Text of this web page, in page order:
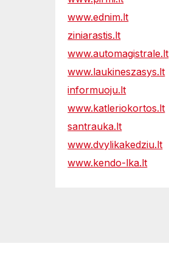
www.ednim.lt
ziniarastis.lt
www.automagistrale.lt
www.laukineszasys.lt
informuoju.lt
www.katleriokortos.lt
santrauka.lt
www.dvylikakedziu.lt
www.kendo-lka.lt